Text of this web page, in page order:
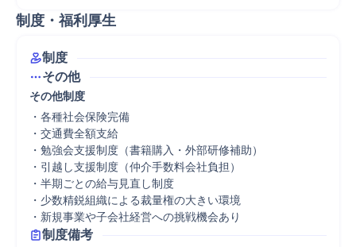
制度・福利厚生
制度
その他
その他制度
・各種社会保険完備
・交通費全額支給
・勉強会支援制度（書籍購入・外部研修補助）
・引越し支援制度（仲介手数料会社負担）
・半期ごとの給与見直し制度
・少数精鋭組織による裁量権の大きい環境
・新規事業や子会社経営への挑戦機会あり
制度備考